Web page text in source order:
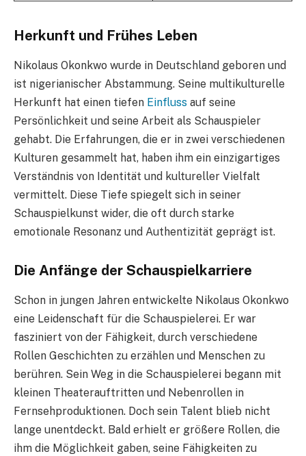
Herkunft und Frühes Leben
Nikolaus Okonkwo wurde in Deutschland geboren und
ist nigerianischer Abstammung. Seine multikulturelle
Herkunft hat einen tiefen Einfluss auf seine
Persönlichkeit und seine Arbeit als Schauspieler
gehabt. Die Erfahrungen, die er in zwei verschiedenen
Kulturen gesammelt hat, haben ihm ein einzigartiges
Verständnis von Identität und kultureller Vielfalt
vermittelt. Diese Tiefe spiegelt sich in seiner
Schauspielkunst wider, die oft durch starke
emotionale Resonanz und Authentizität geprägt ist.
Die Anfänge der Schauspielkarriere
Schon in jungen Jahren entwickelte Nikolaus Okonkwo
eine Leidenschaft für die Schauspielerei. Er war
fasziniert von der Fähigkeit, durch verschiedene
Rollen Geschichten zu erzählen und Menschen zu
berühren. Sein Weg in die Schauspielerei begann mit
kleinen Theaterauftritten und Nebenrollen in
Fernsehproduktionen. Doch sein Talent blieb nicht
lange unentdeckt. Bald erhielt er größere Rollen, die
ihm die Möglichkeit gaben, seine Fähigkeiten zu